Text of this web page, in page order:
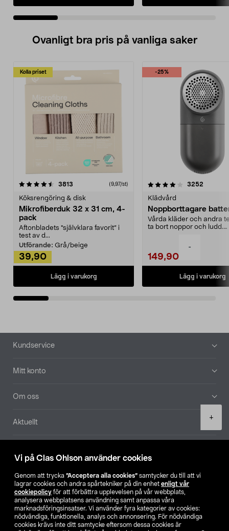
Vi på Clas Ohlson använder cookies
Genom att trycka ”Acceptera alla cookies” samtycker du till att vi
lagrar cookies och andra spårtekniker på din enhet enligt vår
cookiepolicy för att förbättra upplevelsen på vår webbplats,
analysera webbplatsens användning samt anpassa våra
marknadsföringsinsatser. Vi använder fyra kategorier av cookies:
nödvändiga, funktionella, analys och annonsering. För nödvändiga
cookies krävs inte ditt samtycke eftersom dessa cookies är
-
+
Ovanligt bra pris på vanliga saker
Kolla priset
3813 (9,97/st)
Köksrengöring & disk
Mikrofiberduk 32 x 31 cm, 4-
pack
Aftonbladets "självklara favorit” i
test av d...
Utförande: Grå/beige
39,90
Lägg i varukorg
-25%
4.0av 5 stjärnor 3252
Klädvård
Noppborttagare
Vårda kläder och andra
ta bort noppor och ludd.
149,90
Lägg i varukorg
4.5av 5 stjärnor
Sidfot
Kundservice
Mitt konto
Om oss
Aktuellt
Hitta butik
SE NO FI